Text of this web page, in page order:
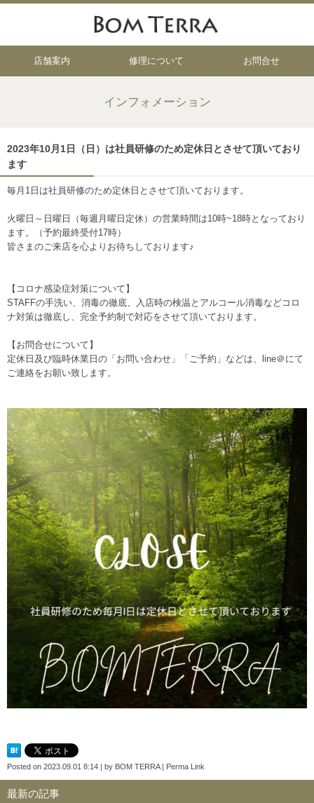
店舗案内 修理について お問合せ
インフォメーション
2023年10月1日（日）は社員研修のため定休日とさせて頂いており
ます
毎月1日は社員研修のため定休日とさせて頂いております。
火曜日～日曜日（毎週月曜日定休）の営業時間は10時~18時となっており
ます。（予約最終受付17時）
皆さまのご来店を心よりお待ちしております♪
【コロナ感染症対策について】
STAFFの手洗い、消毒の徹底、入店時の検温とアルコール消毒などコロ
ナ対策は徹底し、完全予約制で対応をさせて頂いております。
【お問合せについて】
定休日及び臨時休業日の「お問い合わせ」「ご予約」などは、line＠にて
ご連絡をお願い致します。
Posted on 2023.09.01 8:14 | by BOM TERRA| Perma Link
最新の記事